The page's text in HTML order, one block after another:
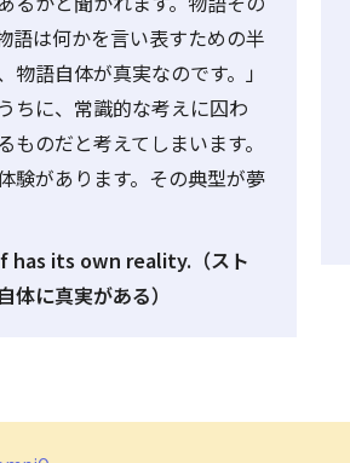
語は何かを言い表すための半
物語自体が真実なのです。」
ちに、常識的な考えに囚わ
ものだと考えてしまいます。
験があります。その典型が夢
its own reality.（スト
体に真実がある）